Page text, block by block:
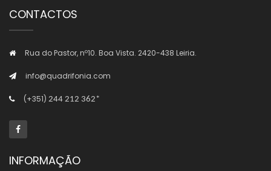
CONTACTOS
Rua do Pastor, nº10. Boa Vista. 2420-438 Leiria.
info@quadrifonia.com
(+351) 244 212 362*
INFORMAÇÃO